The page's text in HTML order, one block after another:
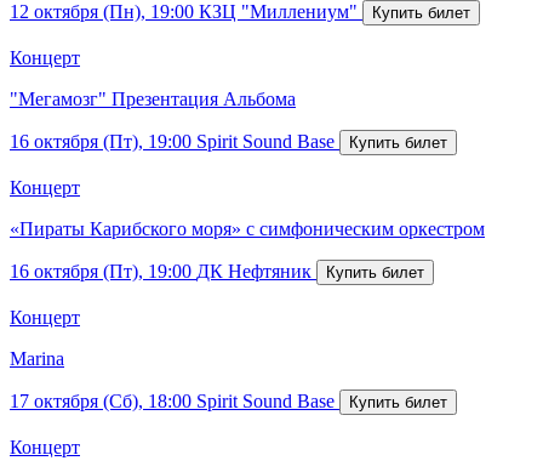
12 октября (Пн), 19:00 КЗЦ "Миллениум"
Концерт
"Мегамозг" Презентация Альбома
16 октября (Пт), 19:00 Spirit Sound Base
Концерт
«Пираты Карибского моря» с симфоническим оркестром
16 октября (Пт), 19:00 ДК Нефтяник
Концерт
Marina
17 октября (Сб), 18:00 Spirit Sound Base
Концерт